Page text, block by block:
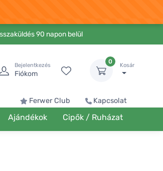
90 napon belül
Bejelentkezés
Fiókom
0
Kosár
Ferwer Club Kapcsolat
Ajándékok Cipők / Ruházat